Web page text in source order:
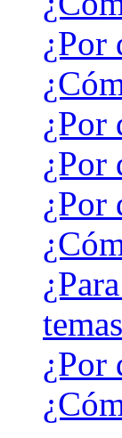
¿Por
¿Por
¿Por
¿Por
¿Por